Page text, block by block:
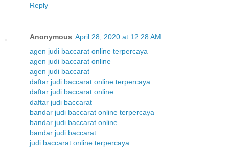
Reply
Anonymous April 28, 2020 at 12:28 AM
agen judi baccarat online terpercaya
agen judi baccarat online
agen judi baccarat
daftar judi baccarat online terpercaya
daftar judi baccarat online
daftar judi baccarat
bandar judi baccarat online terpercaya
bandar judi baccarat online
bandar judi baccarat
judi baccarat online terpercaya